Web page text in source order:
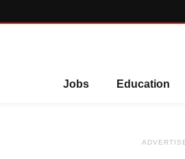
Jobs Education